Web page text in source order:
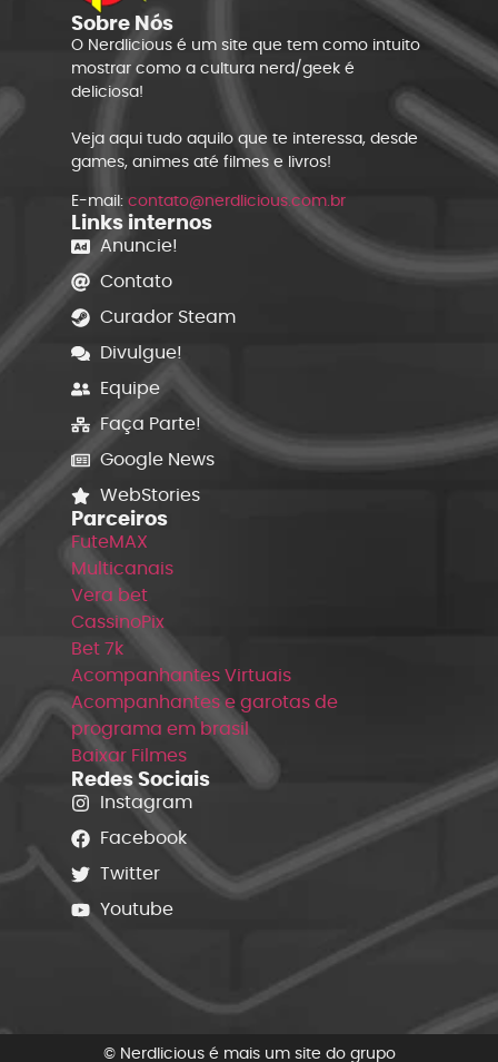
Sobre Nós
O Nerdlicious é um site que tem como intuito
mostrar como a cultura nerd/geek é
deliciosa!
Veja aqui tudo aquilo que te interessa, desde
games, animes até filmes e livros!
E-mail: contato@nerdlicious.com.br
Links internos
Anuncie!
Contato
Curador Steam
Divulgue!
Equipe
Faça Parte!
Google News
WebStories
Parceiros
FuteMAX
Multicanais
Vera bet
CassinoPix
Bet 7k
Acompanhantes Virtuais
Acompanhantes e garotas de
programa em brasil
Baixar Filmes
Redes Sociais
Instagram
Facebook
Twitter
Youtube
© Nerdlicious é mais um site do grupo